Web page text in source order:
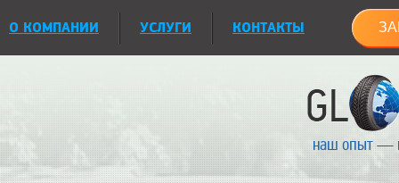
О КОМПАНИИ УСЛУГИ КОНТАКТЫ
наш опыт —